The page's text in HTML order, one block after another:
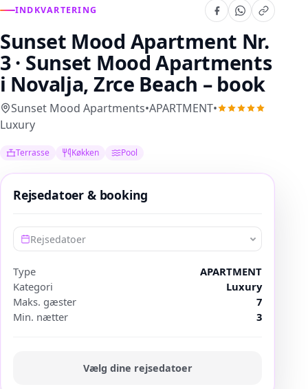
INDKVARTERING
Sunset Mood Apartment Nr.
3 · Sunset Mood Apartments
i Novalja, Zrce Beach – book
Sunset Mood Apartments•APARTMENT•
Luxury
Terrasse Køkken Pool
Rejsedatoer & booking
Rejsedatoer
Type
APARTMENT
Kategori
Luxury
Maks. gæster
7
Min. nætter
3
Vælg dine rejsedatoer